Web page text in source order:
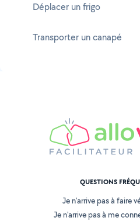
Déplacer un frigo
Transporter un canapé
QUESTIONS
Je n'arrive pas à faire
Je n'arrive pas à me